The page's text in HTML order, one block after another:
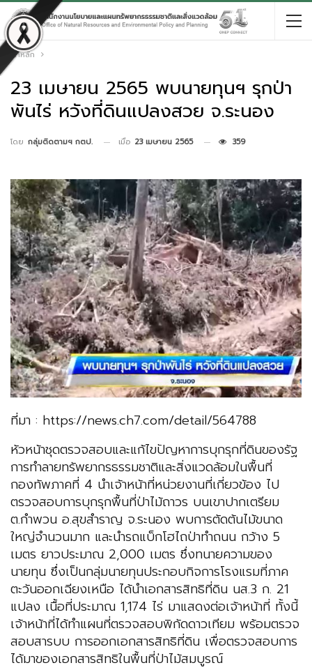
หน้าหลัก
23 เมษายน 2565 พบนายทุนฯ รุกป่า
พันไร่ หวังที่ดินแปลงสวย จ.ระนอง
โดย กลุ่มติดตามฯ กตป. เมื่อ 23 เมษายน 2565 359
ที่มา : https://news.ch7.com/detail/564788
หัวหน้าชุดตรวจสอบและแก้ไขปัญหาการบุกรุกที่ดินของรัฐ
การทำลายทรัพยากรธรรมชาติและสิ่งแวดล้อมในพื้นที่
กองทัพภาคที่ 4 นำเจ้าหน้าที่หน่วยงานที่เกี่ยวข้อง ไป
ตรวจสอบการบุกรุกพื้นที่ป่าไม้ถาวร บนเขาปากเตรียม
ต.กำพวน อ.สุขสำราญ จ.ระนอง พบการตัดต้นไม้ขนาด
ใหญ่จำนวนมาก และนำรถแบ็กโฮไถป่าทำถนน กว้าง 5
เมตร ยาวประมาณ 2,000 เมตร ซึ่งทนายความของ
นายทุน ซึ่งเป็นกลุ่มนายทุนประกอบกิจการโรงแรมที่ภาค
ตะวันออกเฉียงเหนือ ได้นำเอกสารสิทธิที่ดิน นส.3 ก. 21
แปลง เนื้อที่ประมาณ 1,174 ไร่ มาแสดงต่อเจ้าหน้าที่ ทั้งนี้
เจ้าหน้าที่ได้ทำแผนที่ตรวจสอบพิกัดดาวเทียม พร้อมตรวจ
สอบสารบบ การออกเอกสารสิทธิที่ดิน เพื่อตรวจสอบการ
ได้มาของเอกสารสิทธิในพื้นที่ป่าไม้สมบูรณ์